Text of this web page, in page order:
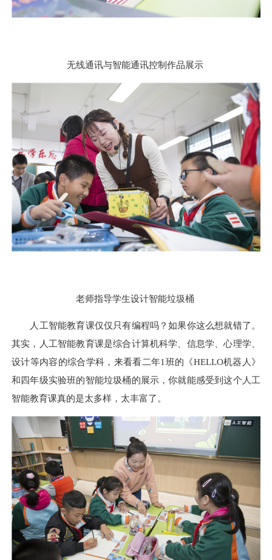
无线通讯与智能通讯控制作品展示
老师指导学生设计智能垃圾桶
人工智能教育课仅仅只有编程吗？如果你这么想就错了。
其实，人工智能教育课是综合计算机科学、信息学、心理学、
设计等内容的综合学科，来看看二年1班的《HELLO机器人》
和四年级实验班的智能垃圾桶的展示，你就能感受到这个人工
智能教育课真的是太多样，太丰富了。